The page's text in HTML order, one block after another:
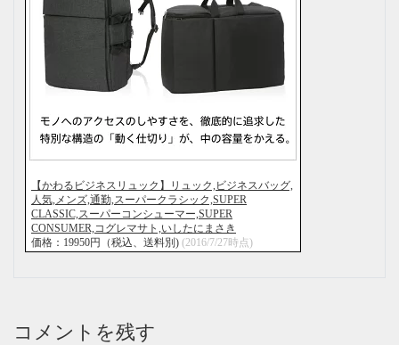
【かわるビジネスリュック】リュック,ビジネスバッグ,
人気,メンズ,通勤,スーパークラシック,SUPER
CLASSIC,スーパーコンシューマー,SUPER
CONSUMER,コグレマサト,いしたにまさき
価格：19950円（税込、送料別) (2016/7/27時点)
コメントを残す